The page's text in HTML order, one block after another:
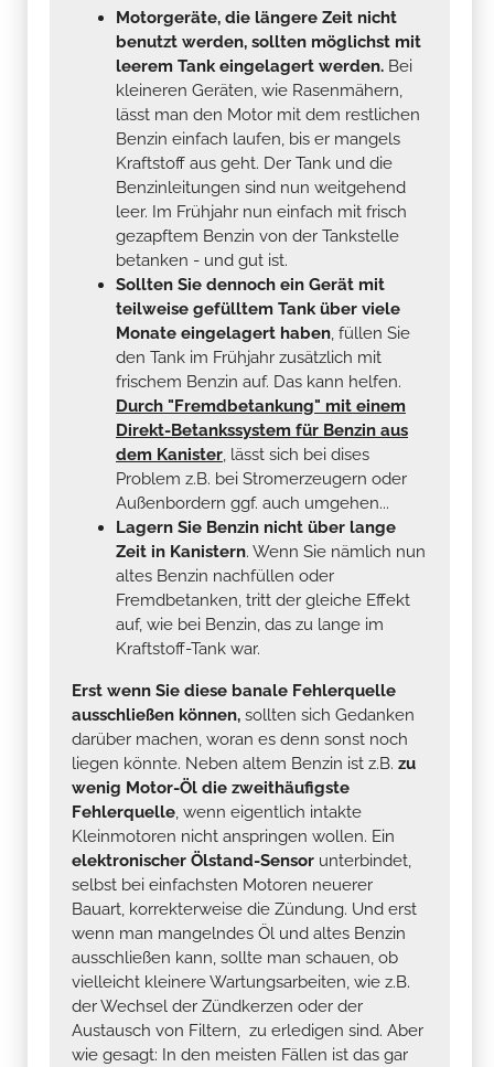
Motorgeräte, die längere Zeit nicht
benutzt werden, sollten möglichst mit
leerem Tank eingelagert werden. Bei
kleineren Geräten, wie Rasenmähern,
lässt man den Motor mit dem restlichen
Benzin einfach laufen, bis er mangels
Kraftstoff aus geht. Der Tank und die
Benzinleitungen sind nun weitgehend
leer. Im Frühjahr nun einfach mit frisch
gezapftem Benzin von der Tankstelle
betanken - und gut ist.
Sollten Sie dennoch ein Gerät mit
teilweise gefülltem Tank über viele
Monate eingelagert haben, füllen Sie
den Tank im Frühjahr zusätzlich mit
frischem Benzin auf. Das kann helfen.
Durch "Fremdbetankung" mit einem
Direkt-Betankssystem für Benzin aus
dem Kanister, lässt sich bei dises
Problem z.B. bei Stromerzeugern oder
Außenbordern ggf. auch umgehen...
Lagern Sie Benzin nicht über lange
Zeit in Kanistern. Wenn Sie nämlich nun
altes Benzin nachfüllen oder
Fremdbetanken, tritt der gleiche Effekt
auf, wie bei Benzin, das zu lange im
Kraftstoff-Tank war.
Erst wenn Sie diese banale Fehlerquelle
ausschließen können, sollten sich Gedanken
darüber machen, woran es denn sonst noch
liegen könnte. Neben altem Benzin ist z.B. zu
wenig Motor-Öl die zweithäufigste
Fehlerquelle, wenn eigentlich intakte
Kleinmotoren nicht anspringen wollen. Ein
elektronischer Ölstand-Sensor unterbindet,
selbst bei einfachsten Motoren neuerer
Bauart, korrekterweise die Zündung. Und erst
wenn man mangelndes Öl und altes Benzin
ausschließen kann, sollte man schauen, ob
vielleicht kleinere Wartungsarbeiten, wie z.B.
der Wechsel der Zündkerzen oder der
Austausch von Filtern, zu erledigen sind. Aber
wie gesagt: In den meisten Fällen ist das gar